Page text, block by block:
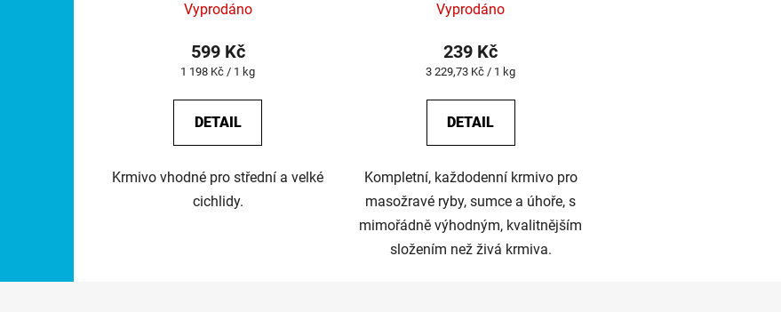
Vyprodáno
599 Kč
Měrná
1 198 Kč / 1 kg
DETAIL
Krmivo vhodné pro střední a velké
cichlidy.
Vyprodáno
239 Kč
Měrná
3 229,73 Kč / 1 kg
DETAIL
Kompletní, každodenní krmivo pro
masožravé ryby, sumce a úhoře, s
mimořádně výhodným, kvalitnějším
složením než živá krmiva.